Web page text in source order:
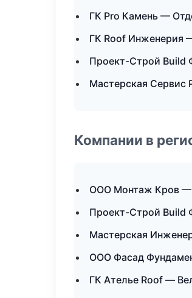
ГК Pro Камень —
ГК Roof Инженерия
Проект-Строй Build
Мастерская Сервис
Компании в
ООО Монтаж Кров —
Проект-Строй Build
Мастерская
ООО Фасад
ГК Ателье Roof —